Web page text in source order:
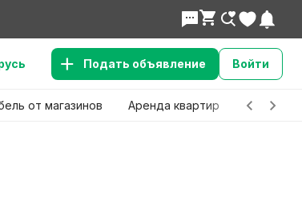
Подать объявление Войти
от магазинов Аренда квартир Детские